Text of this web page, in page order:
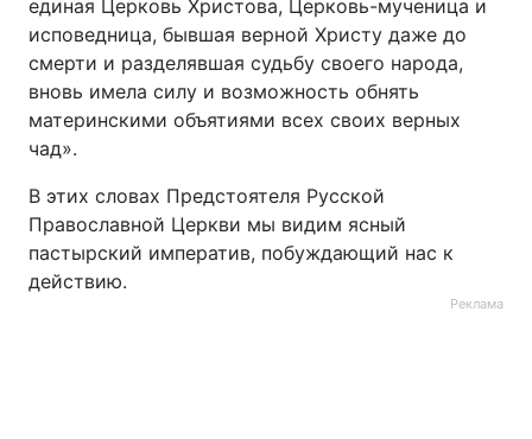
единая Церковь Христова, Церковь-мученица и
исповедница, бывшая верной Христу даже до
смерти и разделявшая судьбу своего народа,
вновь имела силу и возможность обнять
материнскими объятиями всех своих верных
чад».
В этих словах Предстоятеля Русской
Православной Церкви мы видим ясный
пастырский императив, побуждающий нас к
действию.
Реклама